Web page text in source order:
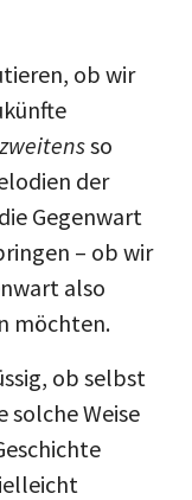
ob wir
zweitensso
der
Gegenwart
– ob wir
also
möchten.
ob selbst
solche Weise